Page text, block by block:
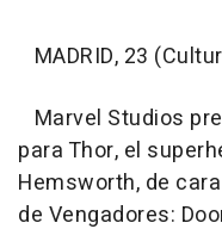
MADRID, 23
Marvel Studios
para Thor, el
Hemsworth, de
de Vengadores: